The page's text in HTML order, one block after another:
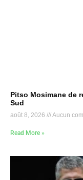
Pitso Mosimane de
Sud
août 8, 2026 Aucun
Read More »